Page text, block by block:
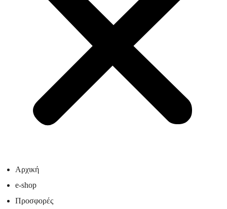
Αρχική
e-shop
Προσφορές